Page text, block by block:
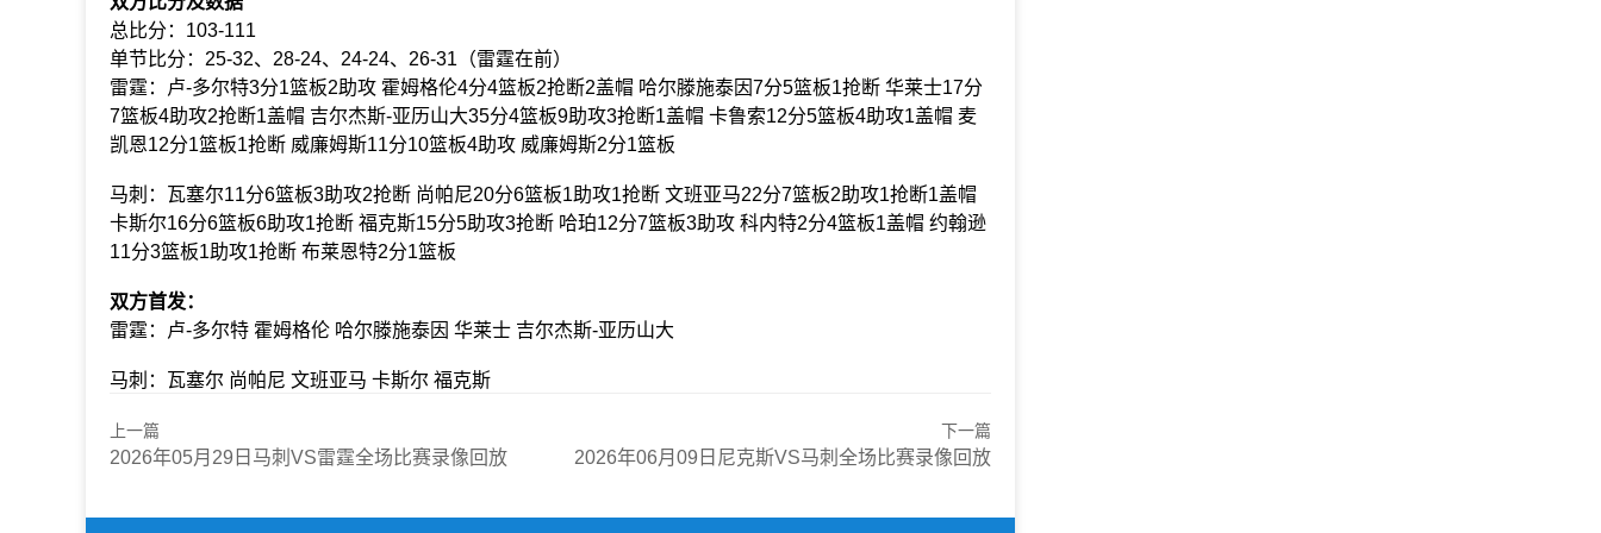
总比分：103-111
单节比分：25-32、28-24、24-24、26-31（雷霆在前）
雷霆：卢-多尔特3分1篮板2助攻 霍姆格伦4分4篮板2抢断2盖帽 哈尔滕施泰因7分5篮板1抢断 华莱士17分
7篮板4助攻2抢断1盖帽 吉尔杰斯-亚历山大35分4篮板9助攻3抢断1盖帽 卡鲁索12分5篮板4助攻1盖帽 麦
凯恩12分1篮板1抢断 威廉姆斯11分10篮板4助攻 威廉姆斯2分1篮板
马刺：瓦塞尔11分6篮板3助攻2抢断 尚帕尼20分6篮板1助攻1抢断 文班亚马22分7篮板2助攻1抢断1盖帽
卡斯尔16分6篮板6助攻1抢断 福克斯15分5助攻3抢断 哈珀12分7篮板3助攻 科内特2分4篮板1盖帽 约翰逊
11分3篮板1助攻1抢断 布莱恩特2分1篮板
双方首发：
雷霆：卢-多尔特 霍姆格伦 哈尔滕施泰因 华莱士 吉尔杰斯-亚历山大
马刺：瓦塞尔 尚帕尼 文班亚马 卡斯尔 福克斯
上一篇
2026年05月29日马刺VS雷霆全场比赛录像回放
下一篇
2026年06月09日尼克斯VS马刺全场比赛录像回放